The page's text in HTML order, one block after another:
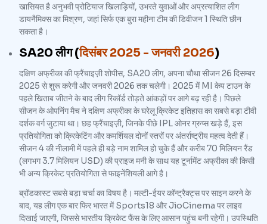
खासियत है अनुभवी प्रोटियाज खिलाड़ियों, उभरते युवाओं और अप्रत्याशित लीग
डायनैमिक्स का मिश्रण, जहां सिर्फ एक बुरा महीना टीम की डिवीजन 1 स्थिति छीन
सकता है।
SA20 लीग (दिसंबर 2025 - जनवरी 2026)
दक्षिण अफ्रीका की फ्रैंचाइज़ी शोपीस, SA20 लीग, अपना चौथा सीजन 26 दिसम्बर
2025 से शुरू करेगी और जनवरी 2026 तक चलेगी। 2025 में MI केप टाउन के
पहले खिताब जीतने के बाद लीग रिकॉर्ड तोड़ते आंकड़ों पर आगे बढ़ रही है। पिछले
सीजन के ओपनिंग मैच ने दक्षिण अफ्रीका के घरेलू क्रिकेट इतिहास का सबसे बड़ा टीवी
दर्शक वर्ग जुटाया था। छह फ्रैंचाइज़ी, जिनके पीछे IPL ओनर ग्रुप्स खड़े हैं, इस
प्रतियोगिता को क्रिकेटिंग और कमर्शियल दोनों स्तरों पर अंतर्राष्ट्रीय महत्व देती हैं।
सीजन 4 की नीलामी में पहले ही बड़े नाम शामिल हो चुके हैं और करीब 70 मिलियन रैंड
(लगभग 3.7 मिलियन USD) की प्राइज मनी के साथ यह टूर्नामेंट अफ्रीका की किसी
भी अन्य क्रिकेट प्रतियोगिता से फाइनेंशियली आगे है।
ब्रॉडकास्ट सबसे बड़ा चर्चा का विषय है। मल्टी-ईयर कॉन्ट्रैक्ट्स पर साइन करने के
बाद, यह लीग एक बार फिर भारत में Sports18 और JioCinema पर लाइव
दिखाई जाएगी, जिससे भारतीय क्रिकेट फैंस के लिए आसान पहुंच बनी रहेगी। उपस्थिति